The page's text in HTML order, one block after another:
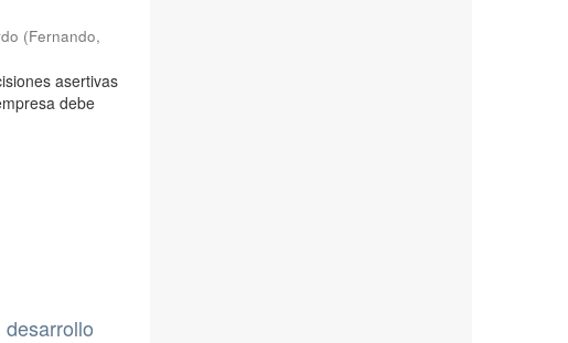
(Fernando,
asertivas
debe